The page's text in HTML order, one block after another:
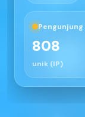
Pengunjung
808
unik (IP)